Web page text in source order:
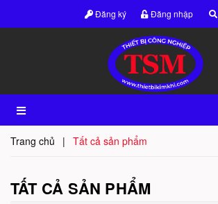
Đăng ký Đăng nhập
Trang chủ | Tất cả sản phẩm
TẤT CẢ SẢN PHẨM